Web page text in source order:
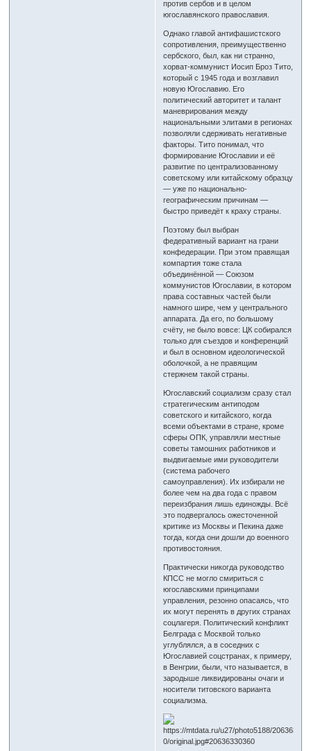
против сербов и в целом
югославянского православия.
Однако главой антифашистского
сопротивления, преимущественно
сербского, был, как ни странно,
хорват-коммунист Иосип Броз Тито,
который с 1945 года и возглавил
новую Югославию. Его
политический авторитет и талант
маневрирования между
национальными элитами в регионах
позволяли сдерживать негативные
факторы. Тито понимал, что
формирование Югославии и её
развитие по централизованному
советскому или китайскому образцу
— уже по национально-
географическим причинам —
быстро приведёт к краху страны.
Поэтому был выбран
федеративный вариант на грани
конфедерации. При этом правящая
компартия тоже стала
объединённой — Союзом
коммунистов Югославии, в котором
права составных частей были
намного шире, чем у центрального
аппарата. Да его, по большому
счёту, не было вовсе: ЦК собирался
только для съездов и конференций
и был в основном идеологической
оболочкой, а не правящим
стержнем такой страны.
Югославский социализм сразу стал
стратегическим антиподом
советского и китайского, когда
всеми объектами в стране, кроме
сферы ОПК, управляли местные
советы тамошних работников и
выдвигаемые ими руководители
(система рабочего
самоуправления). Их избирали не
более чем на два года с правом
переизбрания лишь единожды. Всё
это подвергалось ожесточенной
критике из Москвы и Пекина даже
тогда, когда они дошли до военного
противостояния.
Практически никогда руководство
КПСС не могло смириться с
югославскими принципами
управления, резонно опасаясь, что
их могут перенять в других странах
соцлагеря. Политический конфликт
Белграда с Москвой только
углублялся, а в соседних с
Югославией соцстранах, к примеру,
в Венгрии, были, что называется, в
зародыше ликвидированы очаги и
носители титовского варианта
социализма.